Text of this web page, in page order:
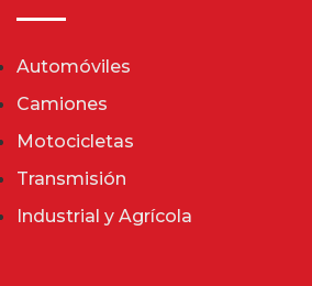
Automóviles
Camiones
Motocicletas
Transmisión
Industrial y Agrícola